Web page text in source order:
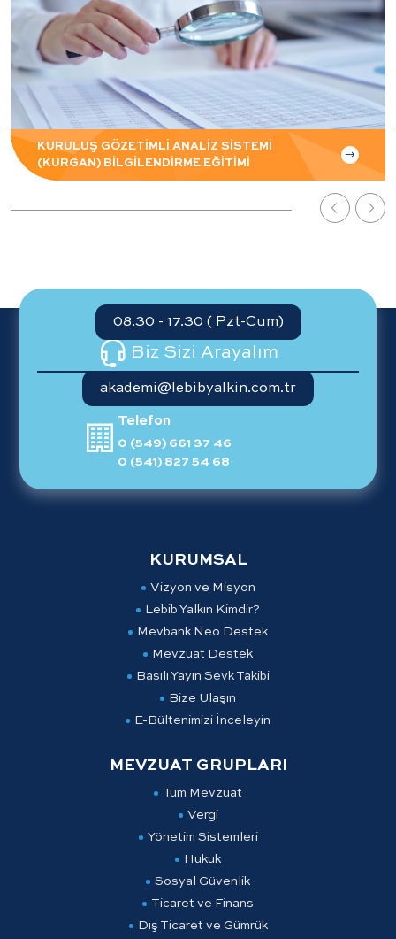
KURULUŞ GÖZETİMLİ ANALİZ SİSTEMİ
(KURGAN) BİLGİLENDİRME EĞİTİMİ
08.30 - 17.30 ( Pzt-Cum)
Biz Sizi Arayalım
akademi@lebibyalkin.com.tr
Telefon
0 (549) 661 37 46
0 (541) 827 54 68
KURUMSAL
Vizyon ve Misyon
Lebib Yalkın Kimdir?
Mevbank Neo Destek
Mevzuat Destek
Basılı Yayın Sevk Takibi
Bize Ulaşın
E-Bültenimizi İnceleyin
MEVZUAT GRUPLARI
Tüm Mevzuat
Vergi
Yönetim Sistemleri
Hukuk
Sosyal Güvenlik
Ticaret ve Finans
Dış Ticaret ve Gümrük